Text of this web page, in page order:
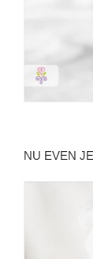
NU EVEN